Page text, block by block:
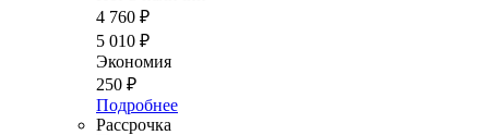
4 760 ₽
5 010 ₽
Экономия
250 ₽
Подробнее
Рассрочка